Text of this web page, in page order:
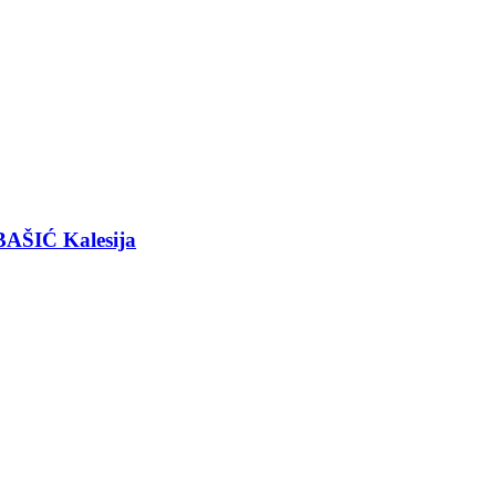
Kalesija